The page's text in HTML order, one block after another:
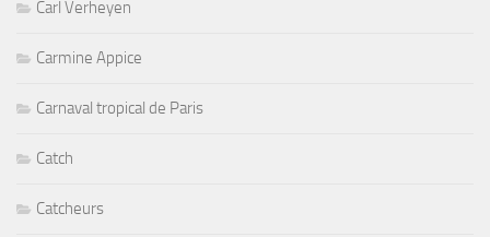
Carl Verheyen
Carmine Appice
Carnaval tropical de Paris
Catch
Catcheurs